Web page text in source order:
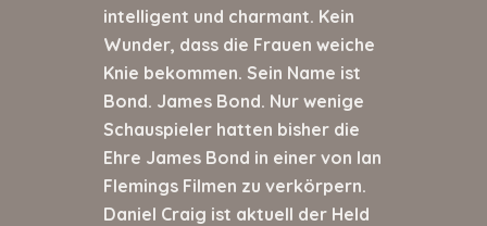
intelligent und charmant. Kein
Wunder, dass die Frauen weiche
Knie bekommen. Sein Name ist
Bond. James Bond. Nur wenige
Schauspieler hatten bisher die
Ehre James Bond in einer von Ian
Flemings Filmen zu verkörpern.
Daniel Craig ist aktuell der Held